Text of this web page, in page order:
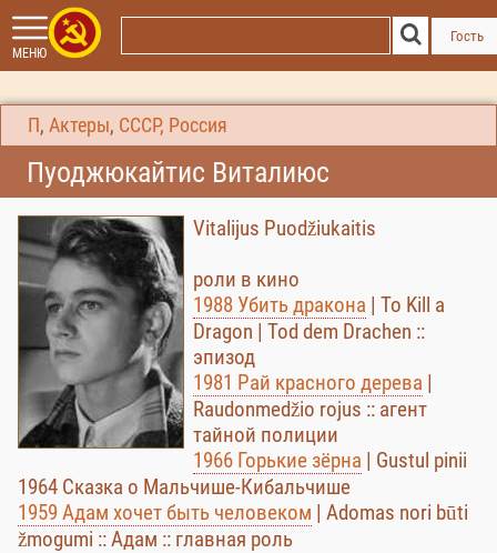
МЕНЮ
Гость
П , Актеры, СССР, Россия
Пуоджюкайтис Виталиюс
Vitalijus Puodžiukaitis
роли в кино
1988 Убить дракона | To Kill a
Dragon | Tod dem Drachen ::
эпизод
1981 Рай красного дерева |
Raudonmedžio rojus :: агент
тайной полиции
1966 Горькие зёрна | Gustul pinii
1964 Сказка о Мальчише-Кибальчише
1959 Адам хочет быть человеком | Adomas nori būti
žmogumi :: Адам :: главная роль